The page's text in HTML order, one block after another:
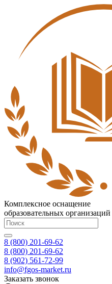
Комплексное оснащение
образовательных организаций
8 (800) 201-69-62
8 (800) 201-69-62
8 (902) 561-72-99
info@fgos-market.ru
Заказать звонок